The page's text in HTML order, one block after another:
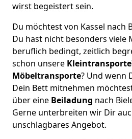
wirst begeistert sein.
Du möchtest von Kassel nach
Du hast nicht besonders viele
beruflich bedingt, zeitlich
schon unsere Kleintransporte
Möbeltransporte? Und wenn
Dein Bett mitnehmen
über eine Beiladung nach
Gerne unterbreiten wir Dir
unschlagbares Angebot.